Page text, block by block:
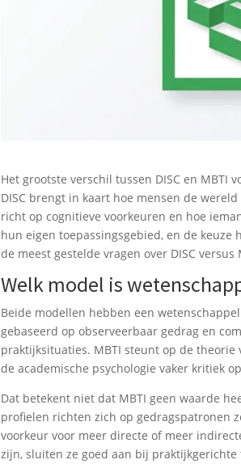
Het grootste verschil tussen DISC en
DISC brengt in kaart hoe mensen de
richt op cognitieve voorkeuren en hoe
hun eigen toepassingsgebied, en de
de meest gestelde vragen over DISC
Welk model is
Beide modellen hebben een
gebaseerd op observeerbaar gedrag en
praktijksituaties. MBTI steunt op de theorie
de academische psychologie vaker kritiek
Dat betekent niet dat MBTI geen waarde
profielen richten zich op gedragspatronen
voorkeur voor meer directe of meer
zijn, sluiten ze goed aan bij